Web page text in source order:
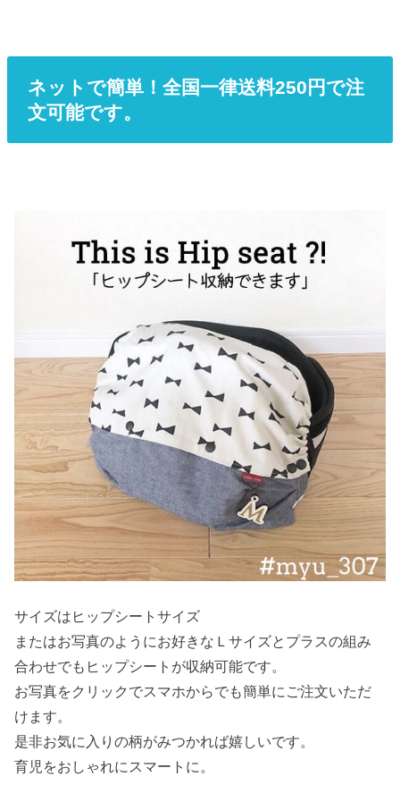
ネットで簡単！全国一律送料250円で注
文可能です。
サイズはヒップシートサイズ
またはお写真のようにお好きなＬサイズとプラスの組み
合わせでもヒップシートが収納可能です。
お写真をクリックでスマホからでも簡単にご注文いただ
けます。
是非お気に入りの柄がみつかれば嬉しいです。
育児をおしゃれにスマートに。